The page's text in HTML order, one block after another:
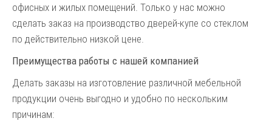
офисных и жилых помещений. Только у нас можно
сделать заказ на производство дверей-купе со стеклом
по действительно низкой цене.
Преимущества работы с нашей компанией
Делать заказы на изготовление различной мебельной
продукции очень выгодно и удобно по нескольким
причинам: